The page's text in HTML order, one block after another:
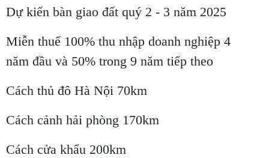
Dự kiến bàn giao đất quý 2 - 3 năm 2025
Miễn thuế 100% thu nhập doanh nghiệp 4
năm đầu và 50% trong 9 năm tiếp theo
Cách thủ đô Hà Nội 70km
Cách cảnh hải phòng 170km
Cách cửa khẩu 200km